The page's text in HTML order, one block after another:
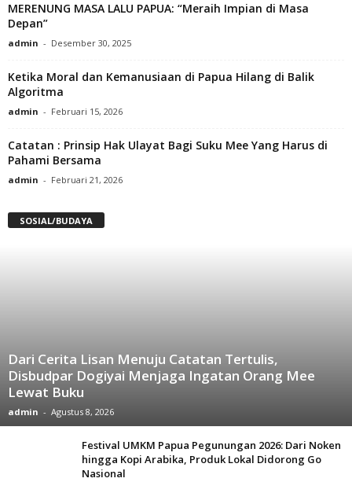
MERENUNG MASA LALU PAPUA: “Meraih Impian di Masa
Depan”
admin - Desember 30, 2025
Ketika Moral dan Kemanusiaan di Papua Hilang di Balik
Algoritma
admin - Februari 15, 2026
Catatan : Prinsip Hak Ulayat Bagi Suku Mee Yang Harus di
Pahami Bersama
admin - Februari 21, 2026
SOSIAL/BUDAYA
Dari Cerita Lisan Menuju Catatan Tertulis,
Disbudpar Dogiyai Menjaga Ingatan Orang Mee
Lewat Buku
admin - Agustus 8, 2026
Festival UMKM Papua Pegunungan 2026: Dari Noken
hingga Kopi Arabika, Produk Lokal Didorong Go
Nasional